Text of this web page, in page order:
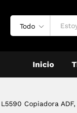
Todo
Inicio
L5590 Copiadora